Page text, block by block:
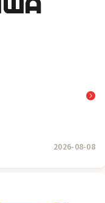
2026-08-08